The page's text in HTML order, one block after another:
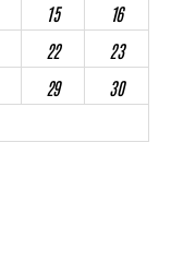
15
16
22
23
29
30